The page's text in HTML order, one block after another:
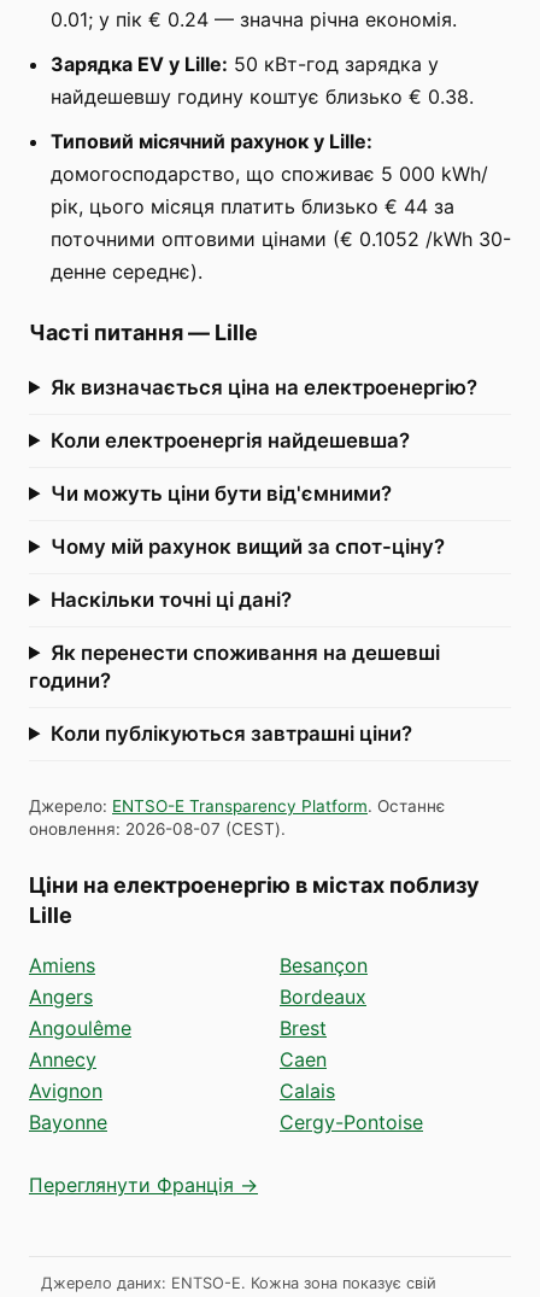
0.01; у пік € 0.24 — значна річна економія.
Зарядка EV у Lille: 50 кВт-год зарядка у
найдешевшу годину коштує близько € 0.38.
Типовий місячний рахунок у Lille:
домогосподарство, що споживає 5 000 kWh/
рік, цього місяця платить близько € 44 за
поточними оптовими цінами (€ 0.1052 /kWh 30-
денне середнє).
Часті питання— Lille
Як визначається ціна на електроенергію?
Коли електроенергія найдешевша?
Чи можуть ціни бути від'ємними?
Чому мій рахунок вищий за спот-ціну?
Наскільки точні ці дані?
Як перенести споживання на дешевші
години?
Коли публікуються завтрашні ціни?
Джерело: ENTSO-E Transparency Platform. Останнє
оновлення: 2026-08-07 (CEST).
Ціни на електроенергію в містах поблизу
Lille
Amiens
Angers
Angoulême
Annecy
Avignon
Bayonne
Besançon
Bordeaux
Brest
Caen
Calais
Cergy-Pontoise
Переглянути Франція →
Джерело даних: ENTSO-E. Кожна зона показує свій